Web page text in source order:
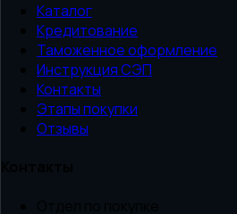
Каталог
Кредитование
Таможенное оформление
Инструкция СЭП
Контакты
Этапы покупки
Отзывы